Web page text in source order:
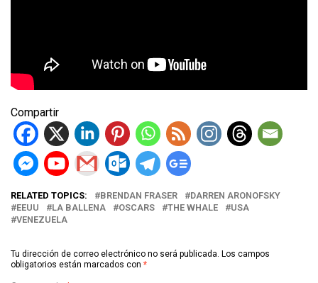
Compartir
RELATED TOPICS: BRENDAN FRASER
DARREN ARONOFSKY
EEUU
LA BALLENA OSCARS THE WHALE
USA
VENEZUELA
Tu dirección de correo electrónico no será publicada. Los campos
obligatorios están marcados con *